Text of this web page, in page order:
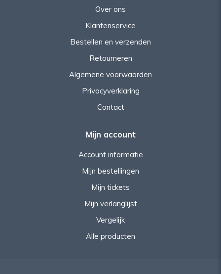
Over ons
Klantenservice
Bestellen en verzenden
Retourneren
Algemene voorwaarden
Privacyverklaring
Contact
Mijn account
Account informatie
Mijn bestellingen
Mijn tickets
Mijn verlanglijst
Vergelijk
Alle producten